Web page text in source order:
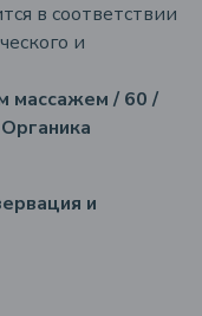
в соответствии
и
массажем / 60 /
и